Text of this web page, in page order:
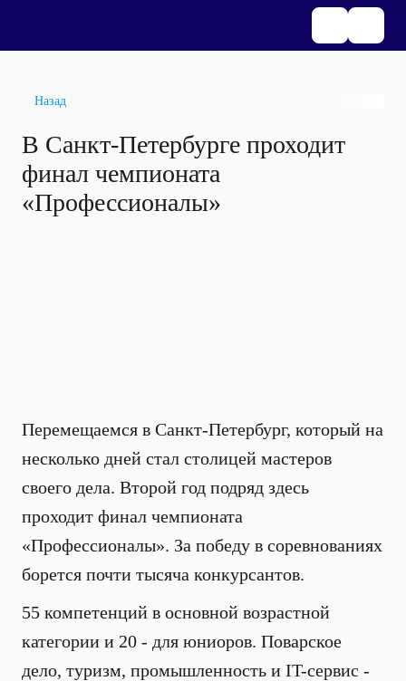
Назад
В Санкт-Петербурге проходит
финал чемпионата
«Профессионалы»
Перемещаемся в Санкт-Петербург, который на
несколько дней стал столицей мастеров
своего дела. Второй год подряд здесь
проходит финал чемпионата
«Профессионалы». За победу в соревнованиях
борется почти тысяча конкурсантов.
55 компетенций в основной возрастной
категории и 20 - для юниоров. Поварское
дело, туризм, промышленность и IT-сервис -